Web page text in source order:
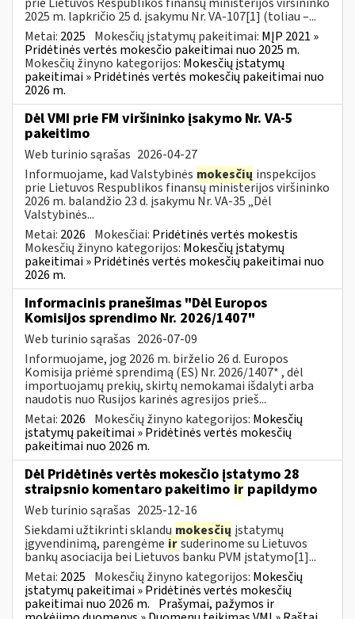
2025 m. lapkričio 25 d. įsakymu Nr. VA-107[1] (toliau –...
Metai: 2025 Mokesčių įstatymų pakeitimai: MĮP 2021 »
Pridėtinės vertės mokesčio pakeitimai nuo 2025 m.
Mokesčių žinyno kategorijos: Mokesčių įstatymų
pakeitimai » Pridėtinės vertės mokesčių pakeitimai nuo
2026 m.
Dėl VMI prie FM viršininko įsakymo Nr. VA-5
pakeitimo
Web turinio sąrašas 2026-04-27
Informuojame, kad Valstybinės mokesčių inspekcijos
prie Lietuvos Respublikos finansų ministerijos viršininko
2026 m. balandžio 23 d. įsakymu Nr. VA-35 „Dėl
Valstybinės...
Metai: 2026 Mokesčiai: Pridėtinės vertės mokestis
Mokesčių žinyno kategorijos: Mokesčių įstatymų
pakeitimai » Pridėtinės vertės mokesčių pakeitimai nuo
2026 m.
Informacinis pranešimas "Dėl Europos
Komisijos sprendimo Nr. 2026/1407"
Web turinio sąrašas 2026-07-09
Informuojame, jog 2026 m. birželio 26 d. Europos
Komisija priėmė sprendimą (ES) Nr. 2026/1407* , dėl
importuojamų prekių, skirtų nemokamai išdalyti arba
naudotis nuo Rusijos karinės agresijos prieš...
Metai: 2026 Mokesčių žinyno kategorijos: Mokesčių
įstatymų pakeitimai » Pridėtinės vertės mokesčių
pakeitimai nuo 2026 m.
Dėl Pridėtinės vertės mokesčio įstatymo 28
straipsnio komentaro pakeitimo ir papildymo
Web turinio sąrašas 2025-12-16
Siekdami užtikrinti sklandų mokesčių įstatymų
įgyvendinimą, parengėme irsuderinome su Lietuvos
bankų asociacija bei Lietuvos banku PVM įstatymo[1]...
Metai: 2025 Mokesčių žinyno kategorijos: Mokesčių
įstatymų pakeitimai » Pridėtinės vertės mokesčių
pakeitimai nuo 2026 m. Prašymai, pažymos ir